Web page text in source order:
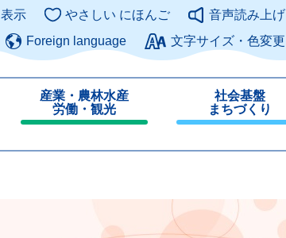
このページの本文へ
示 やさしい にほんご
音声読み上げ
Foreign language
文字サイズ・色変更
産業・農林水産
労働・観光
じ
社会基盤
まちづくり
じ